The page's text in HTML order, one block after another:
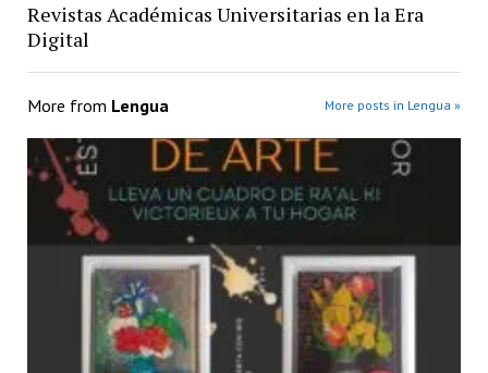
Revistas Académicas Universitarias en la Era
Digital
More from Lengua More posts in Lengua »